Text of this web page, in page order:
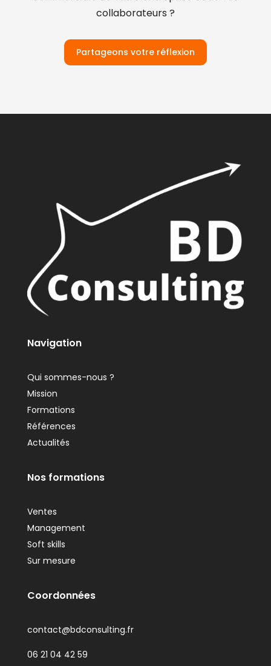
collaborateurs ?
Partageons votre réflexion
Navigation
Qui sommes-nous ?
Mission
Formations
Références
Actualités
Nos formations
Ventes
Management
Soft skills
Sur mesure
Coordonnées
contact@bdconsulting.fr
06 21 04 42 59